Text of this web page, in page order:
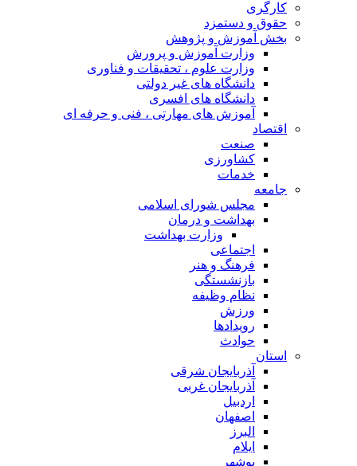
کارگری
حقوق و دستمزد
بخش آموزش و پژوهش
وزارت آموزش و پرورش
وزارت علوم ، تحقیقات و فناوری
دانشگاه های غیر دولتی
دانشگاه های افسری
آموزش های مهارتی ، فنی و حرفه ای
اقتصاد
صنعت
کشاورزی
خدمات
جامعه
مجلس شورای اسلامی
بهداشت و درمان
وزارت بهداشت
اجتماعی
فرهنگ و هنر
بازنشستگی
نظام وظیفه
ورزش
رویدادها
حوادث
استان
آذربایجان شرقی
آذربایجان غربی
اردبیل
اصفهان
البرز
ایلام
بوشهر